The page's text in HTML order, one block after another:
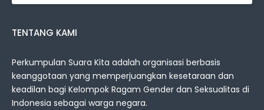
TENTANG KAMI
Perkumpulan Suara Kita adalah organisasi berbasis
keanggotaan yang memperjuangkan kesetaraan dan
keadilan bagi Kelompok Ragam Gender dan Seksualitas di
Indonesia sebagai warga negara.